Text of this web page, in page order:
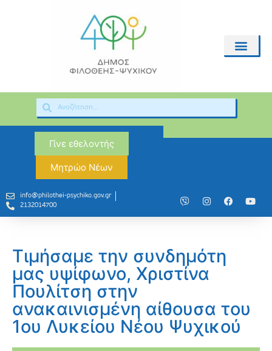
Γίνε εθελοντής
Μητρώο Νέων
info@philothei-psychiko.gov.gr
2132014700
Τιμήσαμε την συνδημότη
μας υψίφωνο, Χριστίνα
Πουλίτση στην
ανακαινισμένη αίθουσα του
1ου Λυκείου Νέου Ψυχικού